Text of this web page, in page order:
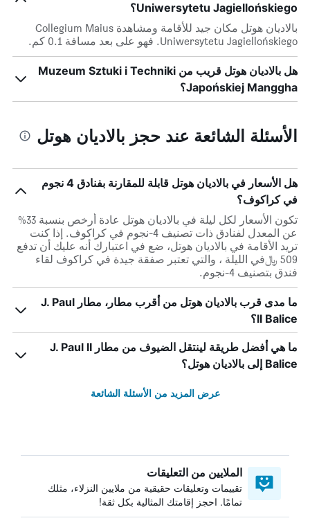
Uniwersytetu Jagiellońskiego؟
بالاديان هوتل مكان جيد للأقامة ومشاهدة Collegium Maius
Uniwersytetu Jagiellońskiego. فهو على بعد مسافة 0.1 كم.
هل بالاديان هوتل قريب من Muzeum Sztuki i Techniki
Japońskiej Manggha؟
الأسئلة الشائعة عند حجز بالاديان هوتل
هل الأسعار في بالاديان هوتل قابلة للمقارنة بفنادق 4 نجوم
في كراكوف؟
تكون الأسعار لكل ليلة في بالاديان هوتل عادة أرخص بنسبة 33%
عن المعدل لفنادق ذات تصنيف 4-نجوم في كراكوف. إذا كنت
تريد الأقامة في بالاديان هوتل، ضع في اعتبارك أنه عليك أن تدفع
509 ﷼في الليلة ، والتي تعتبر صفقة جيدة في كراكوف لقاء
فندق بتصنيف 4-نجوم.
ما مدى قرب بالاديان هوتل من أقرب مطار، مطار J. Paul
II Balice؟
ما هي أفضل طريقة لينتقل الضيوف من مطار J. Paul II
Balice إلى بالاديان هوتل؟
عرض المزيد من الأسئلة الشائعة
الملايين من التعليقات
تقييمات وتعليقات حقيقية من ملايين النزلاء، مثلك
تمامًا. احجز إقامتك المثالية بكل ثقة!